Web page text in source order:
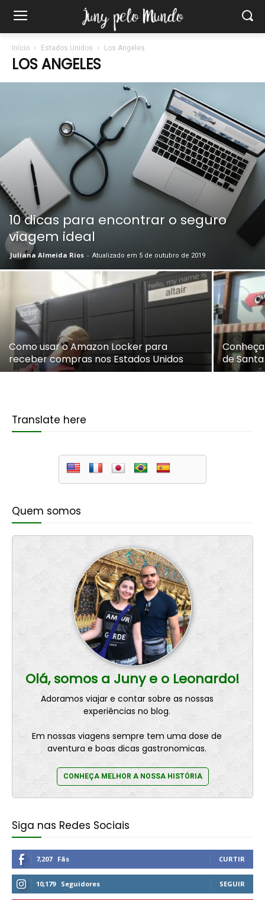
Início Estados Unidos Los Angeles
LOS ANGELES
10 dicas para encontrar o seguro
viagem ideal
Juliana Almeida Rios - Atualizado em 5 de outubro de 2019
Como usar o Amazon Locker para
receber compras nos Estados Unidos
de
Translate here
Quem somos
Olá, somos a Juny e o Leonardo!
Adoramos viajar e contar sobre as nossas
experiências no blog.
Em nossas viagens sempre tem uma dose de
aventura e boas dicas gastronomicas.
CONHEÇA MELHOR A NOSSA HISTÓRIA
Siga nas Redes Sociais
7,207 Fãs CURTIR
10,179 Seguidores SEGUIR